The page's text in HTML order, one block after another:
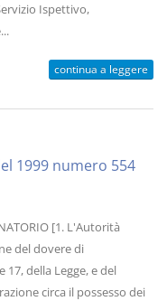
Ispettivo,
continua a leggere
1999 numero 554
[1. L'Autorità
del dovere di
della Legge, e del
circa il possesso dei